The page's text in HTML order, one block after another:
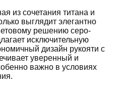
из сочетания титана и
выглядит элегантно
решению серо-
исключительную
дизайн рукояти с
уверенный и
важно в условиях